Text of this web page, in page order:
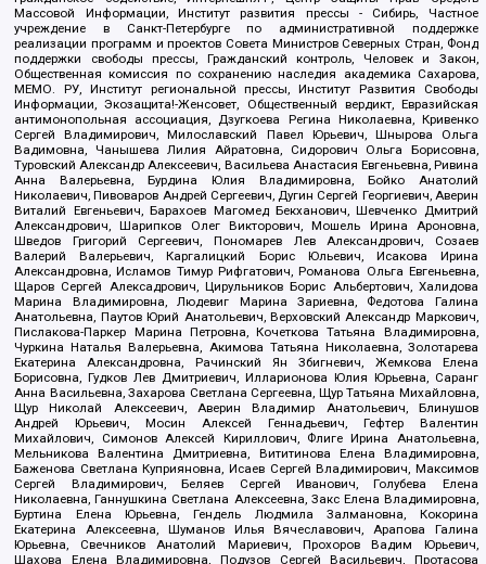
Массовой Информации, Институт развития прессы - Сибирь, Частное
учреждение в Санкт-Петербурге по административной поддержке
реализации программ и проектов Совета Министров Северных Стран, Фонд
поддержки свободы прессы, Гражданский контроль, Человек и Закон,
Общественная комиссия по сохранению наследия академика Сахарова,
МЕМО. РУ, Институт региональной прессы, Институт Развития Свободы
Информации, Экозащита!-Женсовет, Общественный вердикт, Евразийская
антимонопольная ассоциация, Дзугкоева Регина Николаевна, Кривенко
Сергей Владимирович, Милославский Павел Юрьевич, Шнырова Ольга
Вадимовна, Чанышева Лилия Айратовна, Сидорович Ольга Борисовна,
Туровский Александр Алексеевич, Васильева Анастасия Евгеньевна, Ривина
Анна Валерьевна, Бурдина Юлия Владимировна, Бойко Анатолий
Николаевич, Пивоваров Андрей Сергеевич, Дугин Сергей Георгиевич, Аверин
Виталий Евгеньевич, Барахоев Магомед Бекханович, Шевченко Дмитрий
Александрович, Шарипков Олег Викторович, Мошель Ирина Ароновна,
Шведов Григорий Сергеевич, Пономарев Лев Александрович, Созаев
Валерий Валерьевич, Каргалицкий Борис Юльевич, Исакова Ирина
Александровна, Исламов Тимур Рифгатович, Романова Ольга Евгеньевна,
Щаров Сергей Алексадрович, Цирульников Борис Альбертович, Халидова
Марина Владимировна, Людевиг Марина Зариевна, Федотова Галина
Анатольевна, Паутов Юрий Анатольевич, Верховский Александр Маркович,
Пислакова-Паркер Марина Петровна, Кочеткова Татьяна Владимировна,
Чуркина Наталья Валерьевна, Акимова Татьяна Николаевна, Золотарева
Екатерина Александровна, Рачинский Ян Збигневич, Жемкова Елена
Борисовна, Гудков Лев Дмитриевич, Илларионова Юлия Юрьевна, Саранг
Анна Васильевна, Захарова Светлана Сергеевна, Щур Татьяна Михайловна,
Щур Николай Алексеевич, Аверин Владимир Анатольевич, Блинушов
Андрей Юрьевич, Мосин Алексей Геннадьевич, Гефтер Валентин
Михайлович, Симонов Алексей Кириллович, Флиге Ирина Анатольевна,
Мельникова Валентина Дмитриевна, Вититинова Елена Владимировна,
Баженова Светлана Куприяновна, Исаев Сергей Владимирович, Максимов
Сергей Владимирович, Беляев Сергей Иванович, Голубева Елена
Николаевна, Ганнушкина Светлана Алексеевна, Закс Елена Владимировна,
Буртина Елена Юрьевна, Гендель Людмила Залмановна, Кокорина
Екатерина Алексеевна, Шуманов Илья Вячеславович, Арапова Галина
Юрьевна, Свечников Анатолий Мариевич, Прохоров Вадим Юрьевич,
Шахова Елена Владимировна, Подузов Сергей Васильевич, Протасова